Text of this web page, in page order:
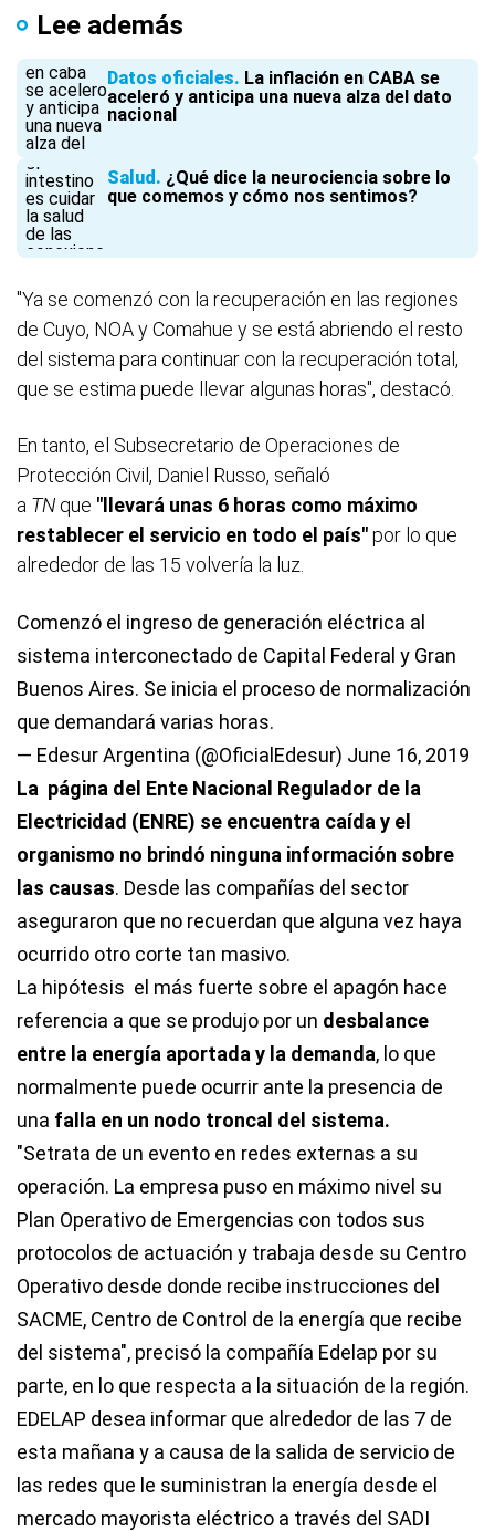
Lee además
Datos oficiales La inflación en CABA se
aceleró y anticipa una nueva alza del dato
nacional
Salud
¿Qué dice la neurociencia sobre lo
que comemos y cómo nos sentimos?
"Ya se comenzó con la recuperación en las regiones
de Cuyo, NOA y Comahue y se está abriendo el resto
del sistema para continuar con la recuperación total,
que se estima puede llevar algunas horas", destacó.
En tanto, el Subsecretario de Operaciones de
Protección Civil, Daniel Russo, señaló
a TN que "llevará unas 6 horas como máximo
restablecer el servicio en todo el país"por lo que
alrededor de las 15 volvería la luz.
Comenzó el ingreso de generación eléctrica al
sistema interconectado de Capital Federal y Gran
Buenos Aires. Se inicia el proceso de normalización
que demandará varias horas.
— Edesur Argentina (@OficialEdesur) June 16, 2019
La página del Ente Nacional Regulador de la
Electricidad (ENRE) se encuentra caída y el
organismo no brindó ninguna información sobre
las causas. Desde las compañías del sector
aseguraron que no recuerdan que alguna vez haya
ocurrido otro corte tan masivo.
La hipótesis el más fuerte sobre el apagón hace
referencia a que se produjo por un desbalance
entre la energía aportada y la demanda, lo que
normalmente puede ocurrir ante la presencia de
una falla en un nodo troncal del sistema.
"Setrata de un evento en redes externas a su
operación. La empresa puso en máximo nivel su
Plan Operativo de Emergencias con todos sus
protocolos de actuación y trabaja desde su Centro
Operativo desde donde recibe instrucciones del
SACME, Centro de Control de la energía que recibe
del sistema", precisó la compañía Edelap por su
parte, en lo que respecta a la situación de la región.
EDELAP desea informar que alrededor de las 7 de
esta mañana y a causa de la salida de servicio de
las redes que le suministran la energía desde el
mercado mayorista eléctrico a través del SADI